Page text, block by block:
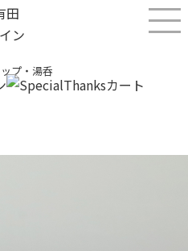
ョップ【SPECIALTHANKS（スペシ
プ・湯呑